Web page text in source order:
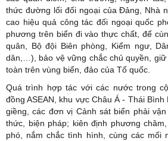
thức đường lối đối ngoại của Đảng, Nhà
cao hiệu quả công tác đối ngoại quốc
phương trên biển đi vào thực chất, để
quân, Bộ đội Biên phòng, Kiểm ngư,
dân,…), bảo vệ vững chắc chủ quyền,
toàn trên vùng biển, đảo của Tổ quốc.
Quá trình hợp tác với các nước trong
đồng ASEAN, khu vực Châu Á - Thái
giềng, các đơn vị Cảnh sát biển phải
thức, biện pháp; kiên định phương
phó, nắm chắc tình hình, cùng các mối